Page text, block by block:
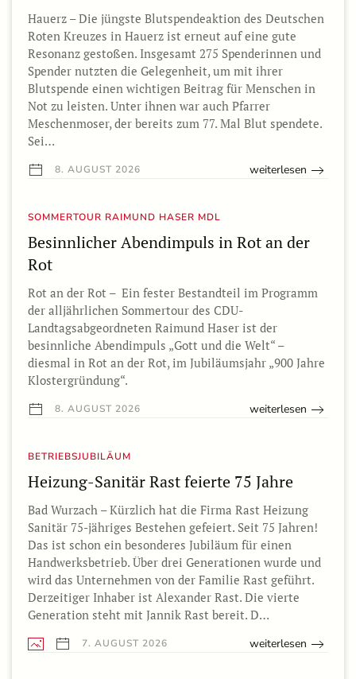
Hauerz – Die jüngste Blutspendeaktion des Deutschen
Roten Kreuzes in Hauerz ist erneut auf eine gute
Resonanz gestoßen. Insgesamt 275 Spenderinnen und
Spender nutzten die Gelegenheit, um mit ihrer
Blutspende einen wichtigen Beitrag für Menschen in
Not zu leisten. Unter ihnen war auch Pfarrer
Meschenmoser, der bereits zum 77. Mal Blut spendete.
Sei…
8. AUGUST 2026 weiterlesen
SOMMERTOUR RAIMUND HASER MDL
Besinnlicher Abendimpuls in Rot an der
Rot
Rot an der Rot – Ein fester Bestandteil im Programm
der alljährlichen Sommertour des CDU-
Landtagsabgeordneten Raimund Haser ist der
besinnliche Abendimpuls „Gott und die Welt“ –
diesmal in Rot an der Rot, im Jubiläumsjahr „900 Jahre
Klostergründung“.
8. AUGUST 2026 weiterlesen
BETRIEBSJUBILÄUM
Heizung-Sanitär Rast feierte 75 Jahre
Bad Wurzach – Kürzlich hat die Firma Rast Heizung
Sanitär 75-jähriges Bestehen gefeiert. Seit 75 Jahren!
Das ist schon ein besonderes Jubiläum für einen
Handwerksbetrieb. Über drei Generationen wurde und
wird das Unternehmen von der Familie Rast geführt.
Derzeitiger Inhaber ist Alexander Rast. Die vierte
Generation steht mit Jannik Rast bereit. D…
7. AUGUST 2026 weiterlesen